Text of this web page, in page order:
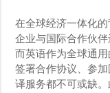
在全球经济一体化
企业与国际合作伙
而英语作为全球通
签署合作协议、参
译服务都不可或缺。